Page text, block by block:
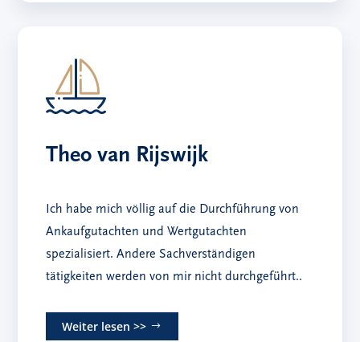
Theo van Rijswijk
Ich habe mich völlig auf die Durchführung von
Ankaufgutachten und Wertgutachten
spezialisiert. Andere Sachverständigen
tätigkeiten werden von mir nicht durchgeführt..
Weiter lesen >>